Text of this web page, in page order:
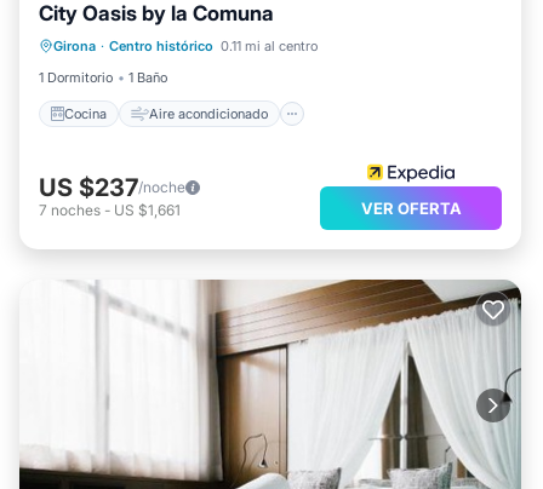
City Oasis by la Comuna
Girona · Centro histórico 0.11 mi al centro
1 Dormitorio
1 Baño
Cocina Aire acondicionado
Cocina Aire acondicionado
Se admiten mascotas
US $237/noche
7 noches - US $1,661 VER OFERTA